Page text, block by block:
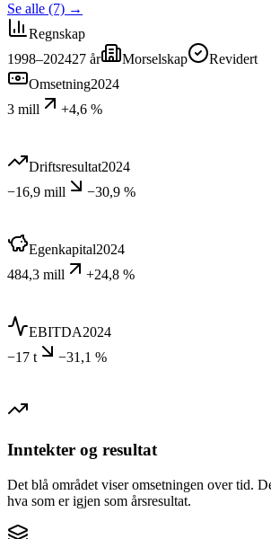
Se alle (7) →
Regnskap
1998–202427 år Morselskap
Revidert
Omsetning2024
3 mill
+4,6 %
Driftsresultat2024
−16,9 mill
−30,9 %
Egenkapital2024
484,3 mill
+24,8 %
EBITDA2024
−17 t
−31,1 %
Inntekter og resultat
Det blå området viser omsetningen over tid.
hva som er igjen som årsresultat.